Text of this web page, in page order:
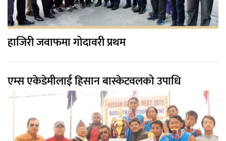
हाजिरी जवाफमा गोदावरी प्रथम
एम्स एकेडेमीलाई हिसान बास्केटवलको उपाधि